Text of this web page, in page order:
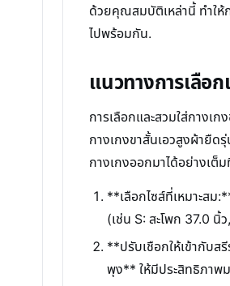
ด้วยคุณสมบัติเหล่านี้ ทำให้
ไปพร้อมกัน.
แนวทางการเลือ
การเลือกและสวมใส่กางเ
กางเกงขาสั้นเอวสูงผ้ายืด
กางเกงออกมาได้อย่างเต็
**เลือกไซส์ที่เหมาะสม
(เช่น S: สะโพก 37.0 นิ้
**ปรับเชือกให้เข้ากับส
พุง** ให้มีประสิทธิภาพ